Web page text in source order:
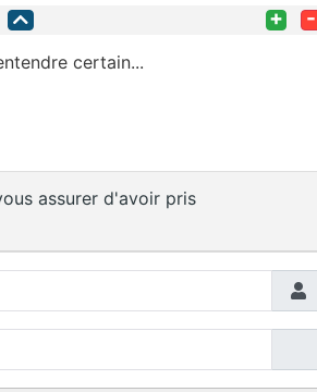
+ -
certain...
assurer d'avoir pris